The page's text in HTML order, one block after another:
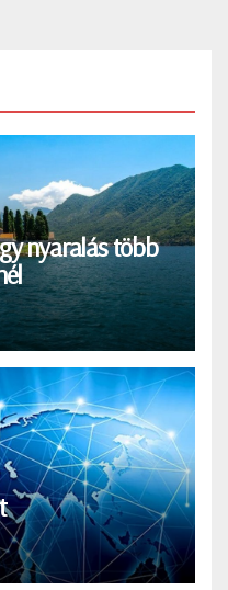
nyaralás több